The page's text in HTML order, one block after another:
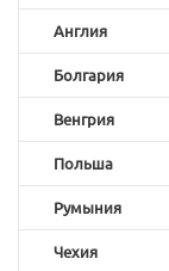
Англия
Болгария
Венгрия
Польша
Румыния
Чехия